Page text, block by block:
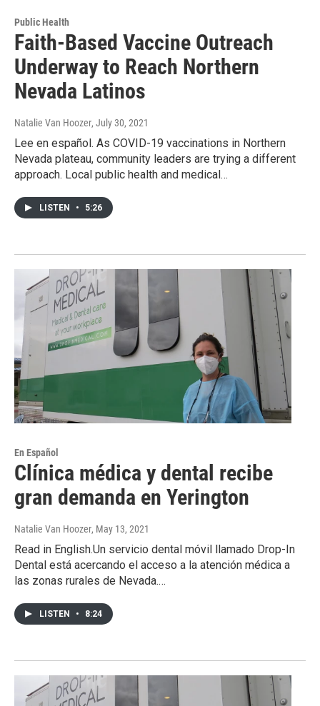
Public Health
Faith-Based Vaccine Outreach
Underway to Reach Northern
Nevada Latinos
Natalie Van Hoozer, July 30, 2021
Lee en español. As COVID-19 vaccinations in Northern
Nevada plateau, community leaders are trying a different
approach. Local public health and medical…
LISTEN • 5:26
En Español
Clínica médica y dental recibe
gran demanda en Yerington
Natalie Van Hoozer, May 13, 2021
Read in English.Un servicio dental móvil llamado Drop-In
Dental está acercando el acceso a la atención médica a
las zonas rurales de Nevada.…
LISTEN • 8:24